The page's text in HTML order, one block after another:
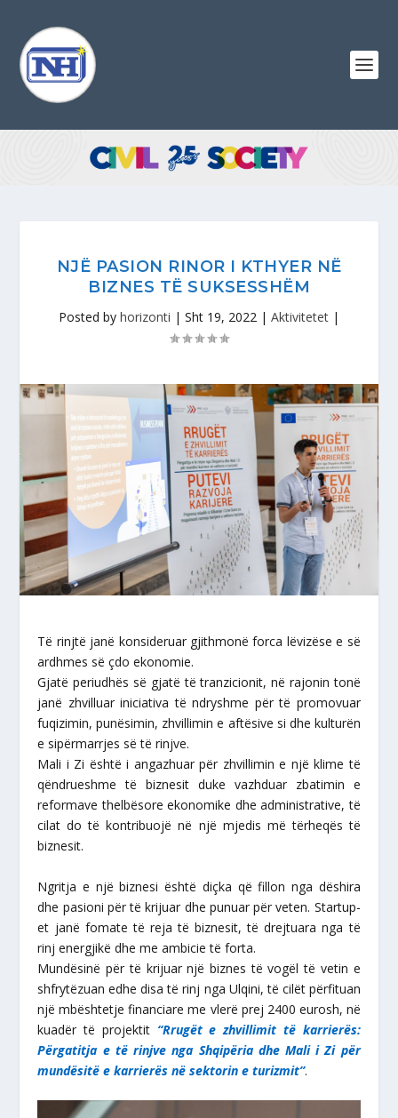
NJË PASION RINOR I KTHYER NË
BIZNES TË SUKSESSHËM
Posted by horizonti | Sht 19, 2022 | Aktivitetet |
Të rinjtë janë konsideruar gjithmonë forca lëvizëse e së
ardhmes së çdo ekonomie.
Gjatë periudhës së gjatë të tranzicionit, në rajonin tonë
janë zhvilluar iniciativa të ndryshme për të promovuar
fuqizimin, punësimin, zhvillimin e aftësive si dhe kulturën
e sipërmarrjes së të rinjve.
Mali i Zi është i angazhuar për zhvillimin e një klime të
qëndrueshme të biznesit duke vazhduar zbatimin e
reformave thelbësore ekonomike dhe administrative, të
cilat do të kontribuojë në një mjedis më tërheqës të
biznesit.
Ngritja e një biznesi është diçka që fillon nga dëshira
dhe pasioni për të krijuar dhe punuar për veten. Startup-
et janë fomate të reja të biznesit, të drejtuara nga të
rinj energjikë dhe me ambicie të forta.
Mundësinë për të krijuar një biznes të vogël të vetin e
shfrytëzuan edhe disa të rinj nga Ulqini, të cilët përfituan
një mbështetje financiare me vlerë prej 2400 eurosh, në
kuadër të projektit “Rrugët e zhvillimit të karrierës:
Përgatitja e të rinjve nga Shqipëria dhe Mali i Zi për
mundësitë e karrierës në sektorin e turizmit”.